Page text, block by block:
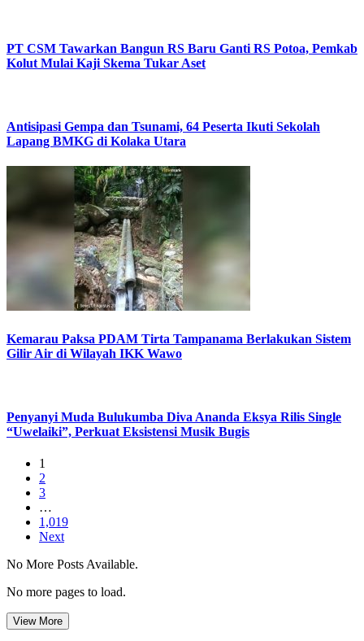
PT CSM Tawarkan Bangun RS Baru Ganti RS Potoa, Pemkab
Kolut Mulai Kaji Skema Tukar Aset
Antisipasi Gempa dan Tsunami, 64 Peserta Ikuti Sekolah
Lapang BMKG di Kolaka Utara
Kemarau Paksa PDAM Tirta Tampanama Berlakukan Sistem
Gilir Air di Wilayah IKK Wawo
Penyanyi Muda Bulukumba Diva Ananda Eksya Rilis Single
“Uwelaiki”, Perkuat Eksistensi Musik Bugis
1
2
3
…
1,019
Next
No More Posts Available.
No more pages to load.
View More